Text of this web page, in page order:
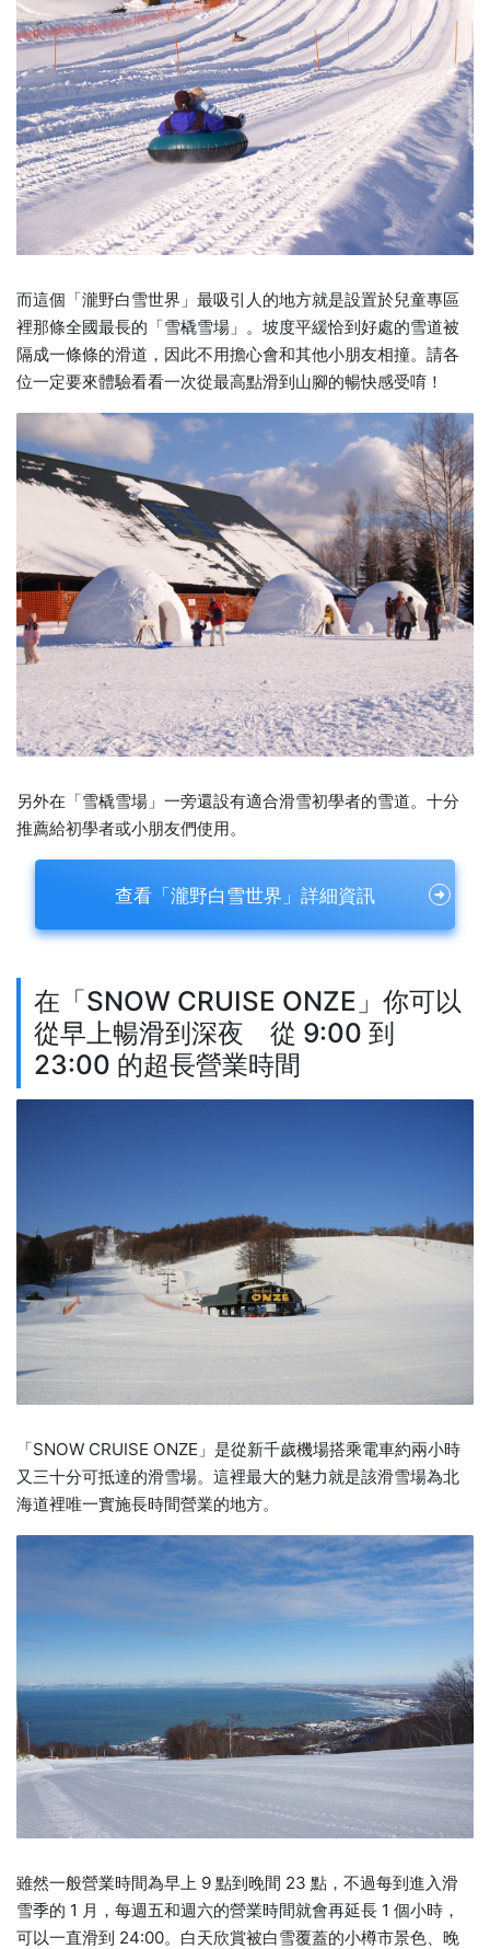
而這個「瀧野白雪世界」最吸引人的地方就是設置於兒童專區
裡那條全國最長的「雪橇雪場」。坡度平緩恰到好處的雪道被
隔成一條條的滑道，因此不用擔心會和其他小朋友相撞。請各
位一定要來體驗看看一次從最高點滑到山腳的暢快感受唷！
另外在「雪橇雪場」一旁還設有適合滑雪初學者的雪道。十分
推薦給初學者或小朋友們使用。
查看「瀧野白雪世界」詳細資訊
在「SNOW CRUISE ONZE」你可以
從早上暢滑到深夜 從 9:00 到
23:00 的超長營業時間
「SNOW CRUISE ONZE」是從新千歲機場搭乘電車約兩小時
又三十分可抵達的滑雪場。這裡最大的魅力就是該滑雪場為北
海道裡唯一實施長時間營業的地方。
雖然一般營業時間為早上 9 點到晚間 23 點，不過每到進入滑
雪季的 1 月，每週五和週六的營業時間就會再延長 1 個小時，
可以一直滑到 24:00。白天欣賞被白雪覆蓋的小樽市景色、晚